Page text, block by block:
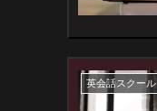
英会話スクール